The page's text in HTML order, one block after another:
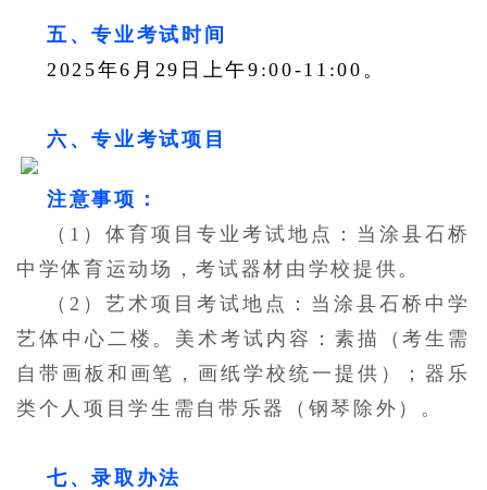
五、专业考试时间
2025年6月29日上午9:00-11:00。
六、专业考试项目
注意事项：
（ 1）体育项目专业考试地点：当涂县石桥
中学体育运动场，考试器材由学校提供。
（2）艺术项目考试地点：当涂县石桥中学
艺体中心二楼。美术考试内容：素描（考生需
自带画板和画笔，画纸学校统一提供）；器乐
类个人项目学生需自带乐器（钢琴除外）。
七、录取办法